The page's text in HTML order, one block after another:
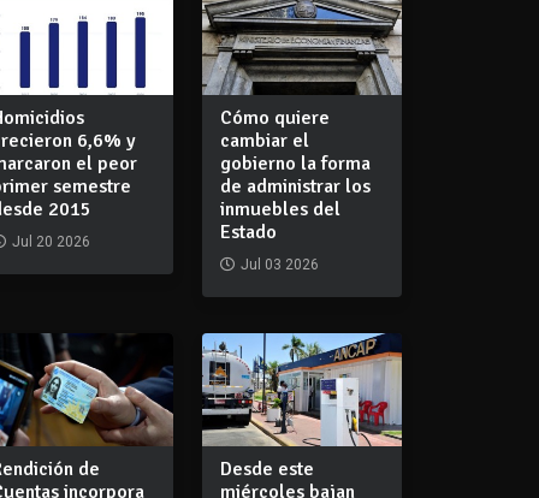
6,6% y
el peor
semestre
2015
Jul 20 2026
Cómo quiere
cambiar el
gobierno la forma
de administrar los
inmuebles del
Estado
Jul 03 2026
de
incorpora
Desde este
miércoles bajan